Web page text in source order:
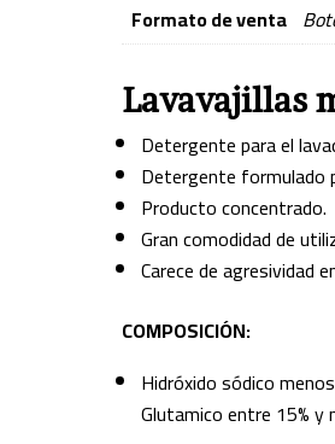
Formato de venta
Lavavajillas
Detergente para el
Detergente formulado
Producto concentrado.
Gran comodidad de
Carece de agresividad
COMPOSICIÓN:
Hidróxido sódico
Glutamico entre 15% y